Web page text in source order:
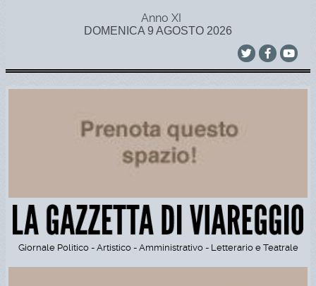
Anno XI
DOMENICA 9 AGOSTO 2026
Giornale Politico - Artistico - Amministrativo - Letterario e Teatrale